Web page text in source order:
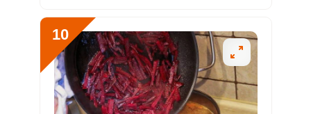
10